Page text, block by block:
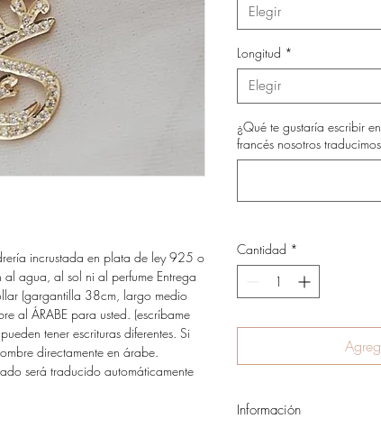
incrustada en plata de ley 925 o
agua, al sol ni al perfume Entrega
(gargantilla 38cm, largo medio
al ÁRABE para usted. (escríbame
tener escrituras diferentes. Si
directamente en árabe.
será traducido automáticamente
Elegir
Longitud *
Elegir
¿Qué te gustaría escribir
francés nosotros
Cantidad *
Información